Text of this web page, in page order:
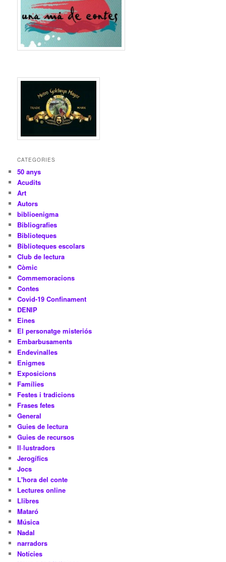
CATEGORIES
50 anys
Acudits
Art
Autors
biblioenigma
Bibliografies
Biblioteques
Biblioteques escolars
Club de lectura
Còmic
Commemoracions
Contes
Covid-19 Confinament
DENIP
Eines
El personatge misteriós
Embarbusaments
Endevinalles
Enigmes
Exposicions
Famílies
Festes i tradicions
Frases fetes
General
Guies de lectura
Guies de recursos
Il·lustradors
Jerogífics
Jocs
L'hora del conte
Lectures online
Llibres
Mataró
Música
Nadal
narradors
Notícies